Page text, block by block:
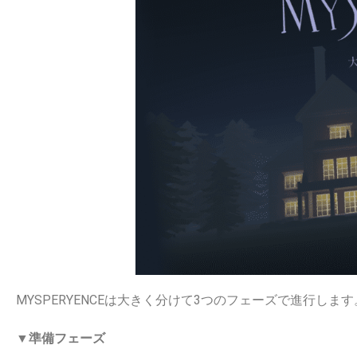
MYSPERYENCEは大きく分けて3つのフェーズで進行します
▼準備フェーズ